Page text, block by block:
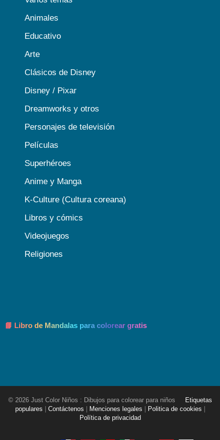
Animales
Educativo
Arte
Clásicos de Disney
Disney / Pixar
Dreamworks y otros
Personajes de televisión
Películas
Superhéroes
Anime y Manga
K-Culture (Cultura coreana)
Libros y cómics
Videojuegos
Religiones
📘 Libro de Mandalas para colorear gratis
© 2026 Just Color Niños : Dibujos para colorear para niños
Etiquetas
populares
Contáctenos Menciones legales Politica de cookies
Política de privacidad